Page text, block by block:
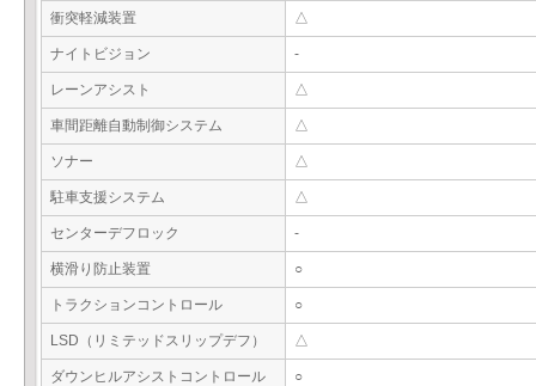
衝突軽減装置 △
ナイトビジョン -
レーンアシスト △
車間距離自動制御システム △
ソナー △
駐車支援システム △
センターデフロック -
横滑り防止装置 ○
トラクションコントロール ○
LSD（リミテッドスリップデフ） △
ダウンヒルアシストコントロール ○